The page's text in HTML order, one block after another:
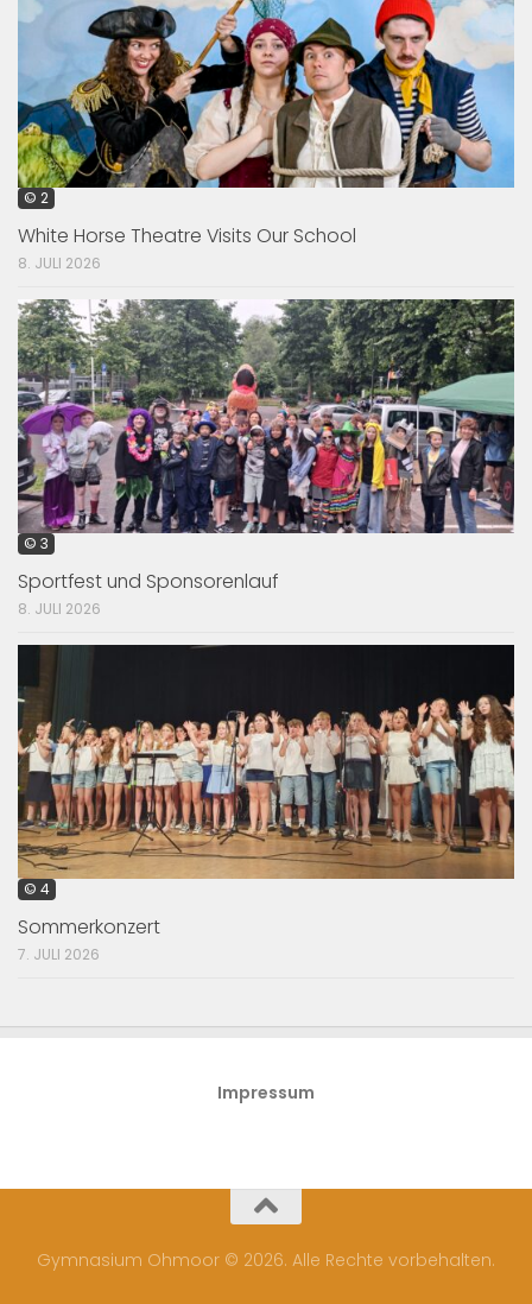
© 2
White Horse Theatre Visits Our School
8. JULI 2026
© 3
Sportfest und Sponsorenlauf
8. JULI 2026
© 4
Sommerkonzert
7. JULI 2026
Impressum
Gymnasium Ohmoor © 2026. Alle Rechte vorbehalten.